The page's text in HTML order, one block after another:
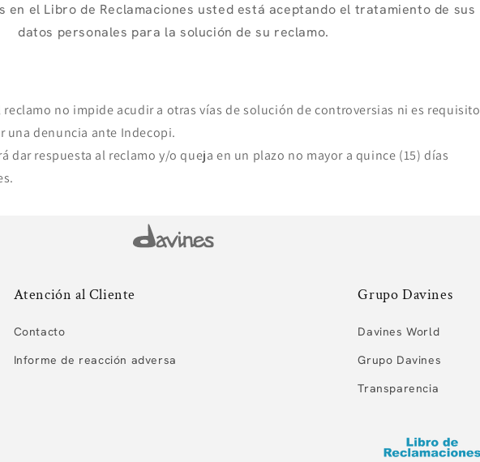
en el Libro de Reclamaciones usted está aceptando el tratamiento de sus
datos personales para la solución de su reclamo.
no impide acudir a otras vías de solución de controversias ni es requisito
una denuncia ante Indecopi.
dar respuesta al reclamo y/o queja en un plazo no mayor a quince (15) días
Atención al Cliente
Contacto
Informe de reacción adversa
Grupo Davines
Davines World
Grupo Davines
Transparencia